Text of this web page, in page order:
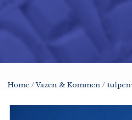
Home/Vazen & Kommen/